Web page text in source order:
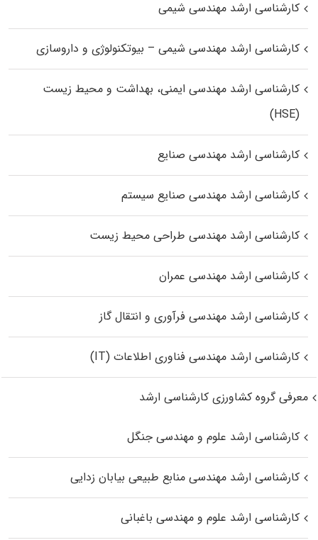
کارشناسی ارشد مهندسی شیمی
کارشناسی ارشد مهندسی شیمی – بیوتکنولوژی و داروسازی
کارشناسی ارشد مهندسی ایمنی، بهداشت و محیط زیست
(HSE)
کارشناسی ارشد مهندسی صنایع
کارشناسی ارشد مهندسی صنایع سیستم
کارشناسی ارشد مهندسی طراحی محیط زیست
کارشناسی ارشد مهندسی عمران
کارشناسی ارشد مهندسی فرآوری و انتقال گاز
کارشناسی ارشد مهندسی فناوری اطلاعات (IT)
معرفی گروه کشاورزی کارشناسی ارشد
کارشناسی ارشد علوم و مهندسی جنگل
کارشناسی ارشد مهندسی منابع طبیعی بیابان زدایی
کارشناسی ارشد علوم و مهندسی باغبانی